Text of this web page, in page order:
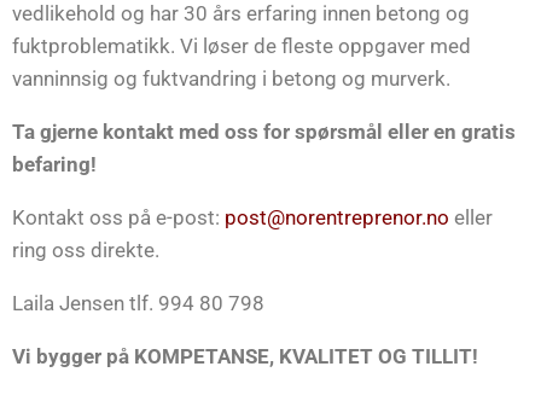
vedlikehold og har 30 års erfaring innen betong og
fuktproblematikk. Vi løser de fleste oppgaver med
vanninnsig og fuktvandring i betong og murverk.
Ta gjerne kontakt med oss for spørsmål eller en gratis
befaring!
Kontakt oss på e-post: post@norentreprenor.no eller
ring oss direkte.
Laila Jensen tlf. 994 80 798
Vi bygger på KOMPETANSE, KVALITET OG TILLIT!